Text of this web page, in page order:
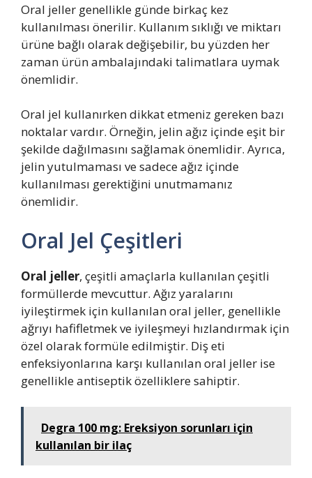
Oral jeller genellikle günde birkaç kez
kullanılması önerilir. Kullanım sıklığı ve miktarı
ürüne bağlı olarak değişebilir, bu yüzden her
zaman ürün ambalajındaki talimatlara uymak
önemlidir.
Oral jel kullanırken dikkat etmeniz gereken bazı
noktalar vardır. Örneğin, jelin ağız içinde eşit bir
şekilde dağılmasını sağlamak önemlidir. Ayrıca,
jelin yutulmaması ve sadece ağız içinde
kullanılması gerektiğini unutmamanız
önemlidir.
Oral Jel Çeşitleri
Oral jeller, çeşitli amaçlarla kullanılan çeşitli
formüllerde mevcuttur. Ağız yaralarını
iyileştirmek için kullanılan oral jeller, genellikle
ağrıyı hafifletmek ve iyileşmeyi hızlandırmak için
özel olarak formüle edilmiştir. Diş eti
enfeksiyonlarına karşı kullanılan oral jeller ise
genellikle antiseptik özelliklere sahiptir.
Degra 100 mg: Ereksiyon sorunları için
kullanılan bir ilaç